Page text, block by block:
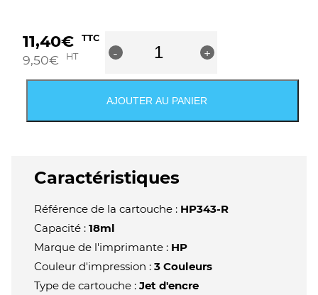
11,40€ TTC
9,50€ HT -
compatible
HP343
couleurs
+
AJOUTER AU PANIER
Caractéristiques
Référence de la cartouche : HP343-R
Capacité : 18ml
Marque de l'imprimante : HP
Couleur d'impression : 3 Couleurs
Type de cartouche : Jet d'encre